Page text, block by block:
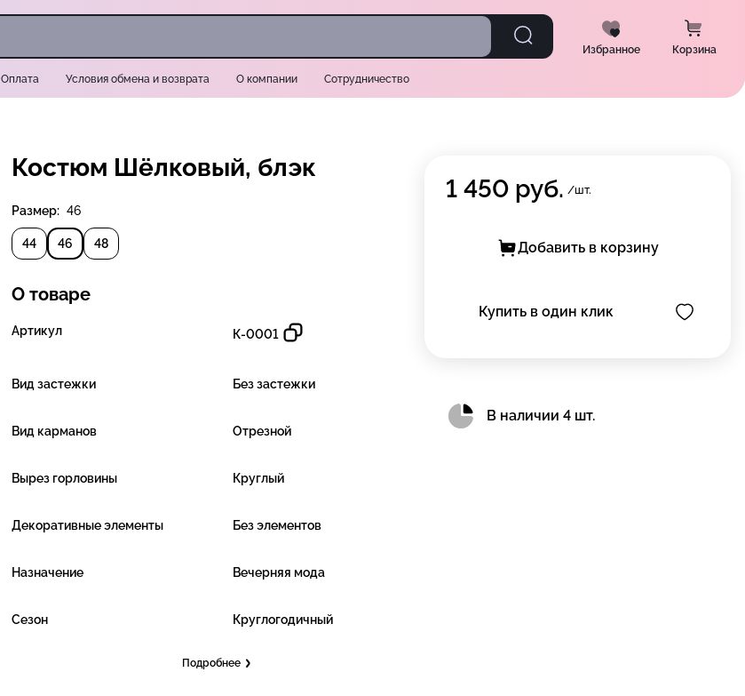
Избранное Корзина
Оплата Условия обмена и возврата О компании Сотрудничество
Костюм Шёлковый, блэк
Размер: 46
44 46 48
О товаре
Артикул К-0001
Вид застежки Без застежки
Вид карманов Отрезной
Вырез горловины Круглый
Декоративные элементы Без элементов
Назначение Вечерняя мода
Сезон Круглогодичный
Подробнее
1 450 руб. /шт.
Добавить в корзину
Купить в один клик
В наличии 4 шт.